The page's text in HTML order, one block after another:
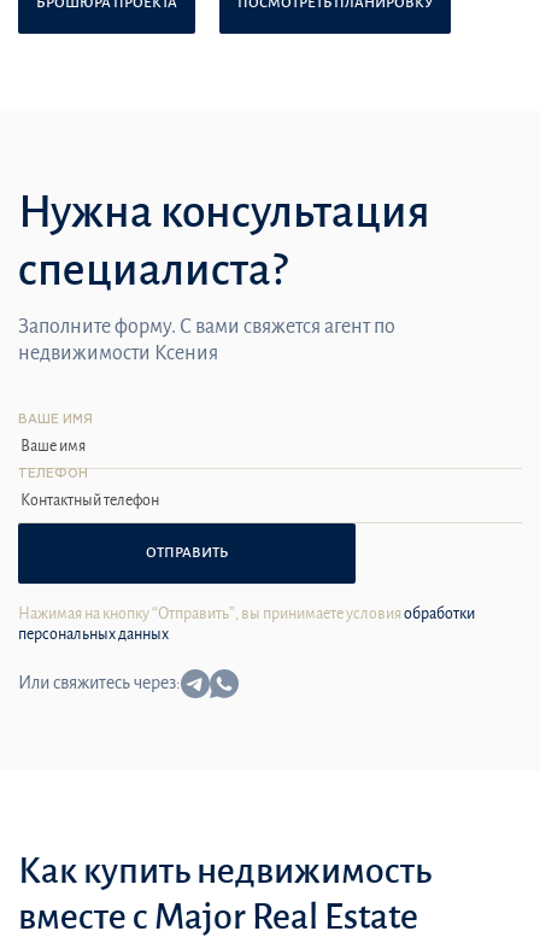
Нужна консультация
специалиста?
Заполните форму. С вами свяжется агент по
недвижимости Ксения
ВАШЕ ИМЯ
ТЕЛЕФОН
ОТПРАВИТЬ
Нажимая на кнопку “Отправить”, вы принимаете условия обработки
персональных данных
Или свяжитесь через:
Как купить недвижимость
вместе с Major Real Estate